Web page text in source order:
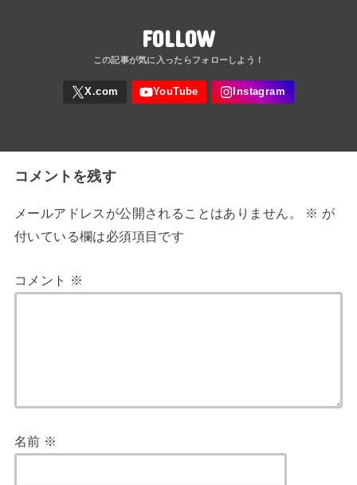
FOLLOW
コメントを残す
メールアドレスが公開されることはありません。 ※ が
付いている欄は必須項目です
コメント ※
名前 ※